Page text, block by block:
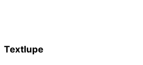
Textlupe